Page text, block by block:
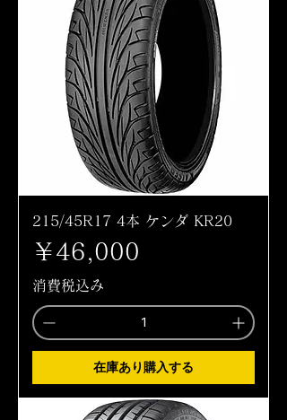
215/45R17 4本 ケンダ KR20
価格
￥46,000
消費税込み
在庫あり購入する